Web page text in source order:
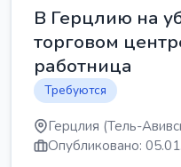
В Герцлию на
торговом
работница
Требуются
Герцлия (Тель-
Опубликовано: